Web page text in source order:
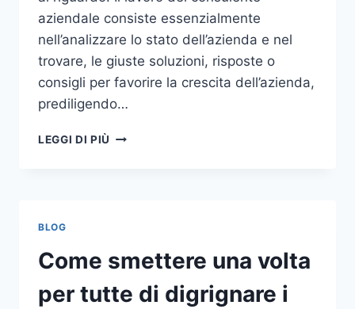
aziendale consiste essenzialmente
nell’analizzare lo stato dell’azienda e nel
trovare, le giuste soluzioni, risposte o
consigli per favorire la crescita dell’azienda,
prediligendo…
LEGGI DI PIÙ IL
BLOG
Come smettere una volta
per tutte di digrignare i